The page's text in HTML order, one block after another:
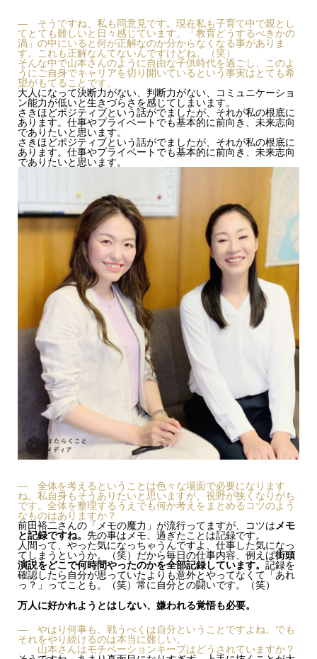
— そうですね、私も同意見です。現在私も子育て中で親とし
てとても難しいと日々感じています。「教育どうするべきかの
渦」の中にいると何が正解なのか分からなくなる事がありま
す。これも正解なんてないんですけどね。（笑）
そんな中で山本さんのように自由な子供時代を過ごし、このよ
うにご自身でキャリアを切り開いているという事実はとても希
望がもてることです。
大人になって決断力がない、判断力がない、コミュニケーショ
ン能力が低いと生きづらさを感じてしまいます。
さきほどポジティブという話がでましたが、それが私の根底に
あります。仕事やプライベートでも基本的に前向き、未来志向
でありたいと思います。
さきほどポジティブという話がでましたが、それが私の根底に
あります。仕事やプライベートでも基本的に前向き、未来志向
でありたいと思います。
— 全体を考えるということは色々な場面で必要になります
ね。私自身もそうありたいと思いますが、視野が狭くなりがち
です。全体を整理するうえでも何か考えをまとめるコツのよう
なものはありますか？
前田裕二さんの「メモの魔力」が流行ってますが、コツはメモ
と記録ですね。 先の事はメモ、過ぎたことは記録です。
人間って、やった気になっちゃうんですよ、仕事した気になっ
てしまうというか。（笑）だから毎日の仕事内容、例えば街頭
演説をどこで何時間やったのかを全部記録しています。 記録を
確認したら自分が思っていたよりも意外とやってなくて「あれ
っ？」ってことも。（笑）常に自分との闘いです。（笑）
万人に好かれようとはしない、嫌われる覚悟も必要。
— やはり何事も、戦うべくは自分ということですよね。でも
それをやり続けるのは本当に難しい。
山本さんはモチベーションキープはどうされていますか？